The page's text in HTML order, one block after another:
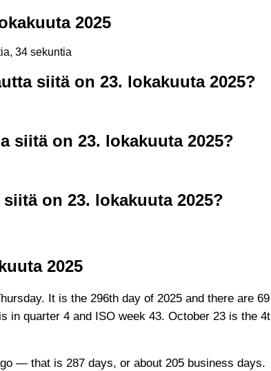
2025
34 sekuntia
siitä on 23. lokakuuta 2025?
siitä on 23. lokakuuta 2025?
on 23. lokakuuta 2025?
2025
It is the 296th day of 2025 and there are 69
in quarter 4 and ISO week 43. October 23 is the
— that is 287 days, or about 205 business days.